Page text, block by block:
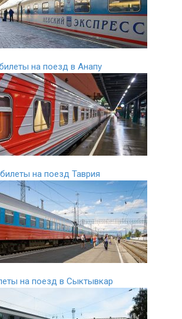
на поезд в Анапу
билеты на поезд Таврия
на поезд в Сыктывкар